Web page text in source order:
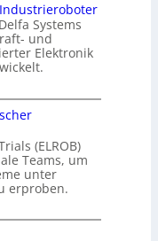
Systems
und
Elektronik
(ELROB)
Teams, um
unter
erproben.